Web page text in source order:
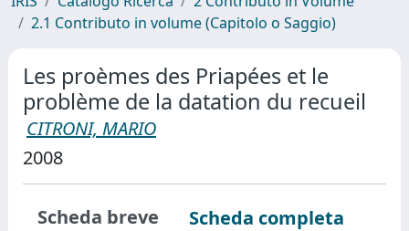
2.1 Contributo in volume (Capitolo o Saggio)
Les proèmes des Priapées et le
problème de la datation du recueil
CITRONI, MARIO
2008
Scheda breve
Scheda completa